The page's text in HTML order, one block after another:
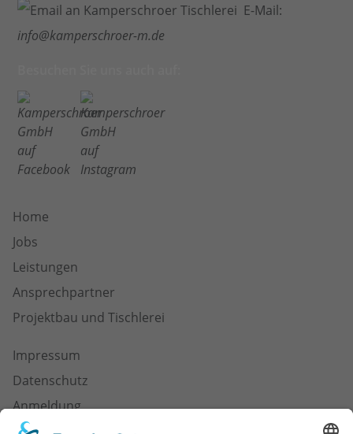
E-Mail:
info@kamperschroer-m.de
Home
Jobs
Leistungen
Ansprechpartner
Projektbau und Tischlerei
Impressum
Datenschutz
Anmeldung